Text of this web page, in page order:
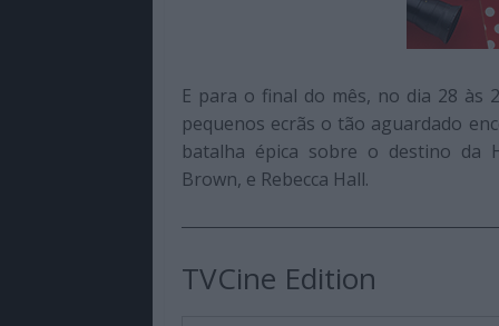
E para o final do mês, no dia 28 às
pequenos ecrãs o tão aguardado
batalha épica sobre o destino da
Brown, e Rebecca Hall.
TVCine Edition